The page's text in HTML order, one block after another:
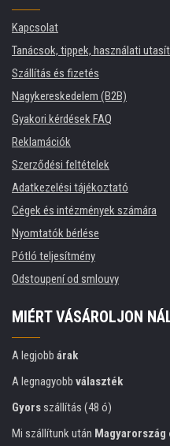
Kapcsolat
Tanácsok, tippek, használati
Szállítás és fizetés
Nagykereskedelem (B2B)
Gyakori kérdések FAQ
Reklamációk
Szerződési feltételek
Adatkezelési tájékoztató
Cégek és intézmények számára
Nyomtatók bérlése
Pótló teljesítmény
Odstoupení od smlouvy
MIÉRT VÁSÁROLJON
A legjobb árak
A legnagyobb választék
Gyorsszállítás (48 ó)
Mi szállítunk után